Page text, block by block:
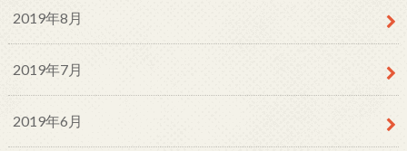
2019年8月
2019年7月
2019年6月